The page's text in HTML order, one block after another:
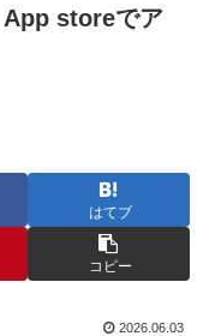
storeでア
はてブ
コピー
2026.06.03